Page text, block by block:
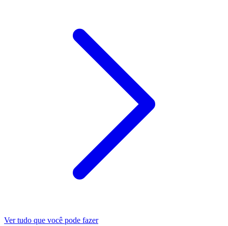
Ver tudo que você pode fazer